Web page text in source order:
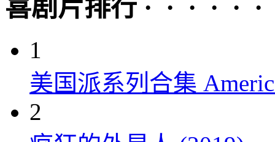
喜剧片排行 · · · · · ·
1
美国派系列合集
2